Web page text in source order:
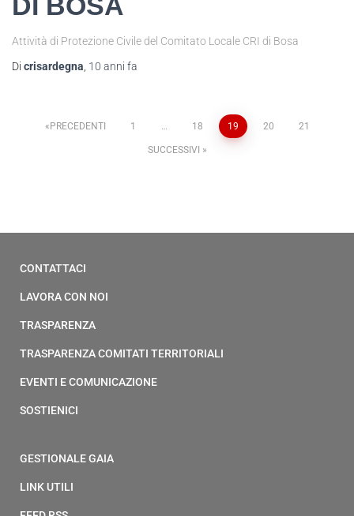
Attività di Protezione Civile del Comitato Locale CRI di Bosa
Di crisardegna, 10 anni fa
PRECEDENTI 1 … 18 19 20 21
SUCCESSIVI
CONTATTACI
LAVORA CON NOI
TRASPARENZA
TRASPARENZA COMITATI TERRITORIALI
EVENTI E COMUNICAZIONE
SOSTIENICI
GESTIONALE GAIA
LINK UTILI